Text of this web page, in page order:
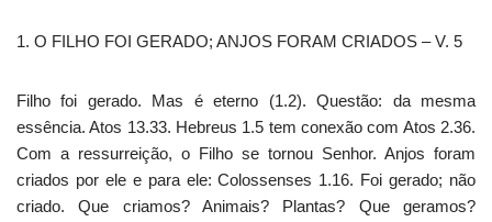
1. O FILHO FOI GERADO; ANJOS FORAM CRIADOS – V. 5
Filho foi gerado. Mas é eterno (1.2). Questão: da mesma
essência. Atos 13.33. Hebreus 1.5 tem conexão com Atos 2.36.
Com a ressurreição, o Filho se tornou Senhor. Anjos foram
criados por ele e para ele: Colossenses 1.16. Foi gerado; não
criado. Que criamos? Animais? Plantas? Que geramos?